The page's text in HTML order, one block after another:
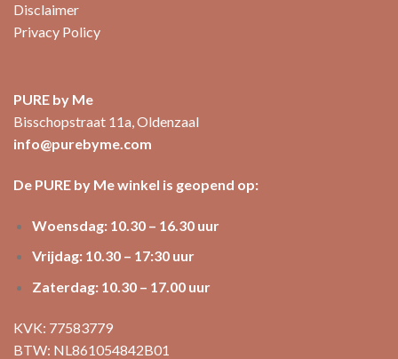
Disclaimer
Privacy Policy
PURE by Me
Bisschopstraat 11a, Oldenzaal
info@purebyme.com
De PURE by Me winkel is geopend op:
Woensdag: 10.30 – 16.30 uur
Vrijdag: 10.30 – 17:30 uur
Zaterdag: 10.30 – 17.00 uur
KVK: 77583779
BTW: NL861054842B01